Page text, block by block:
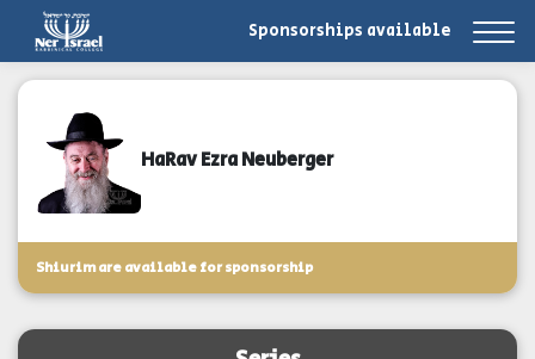
Sponsorships available
HaRav Ezra Neuberger
Shiurim are available for sponsorship